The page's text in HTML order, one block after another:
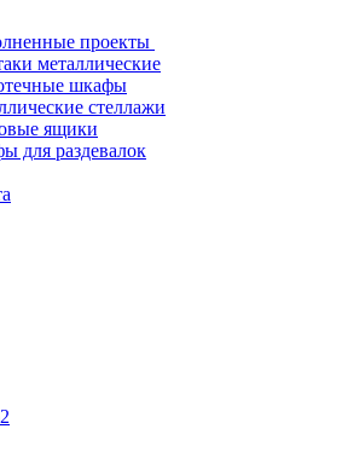
проекты
металлические
шкафы
стеллажи
ящики
для раздевалок